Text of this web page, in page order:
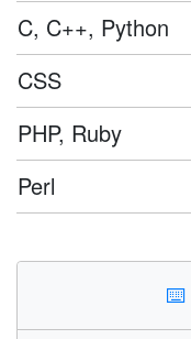
C, C++, Python
CSS
PHP, Ruby
Perl
⌨️